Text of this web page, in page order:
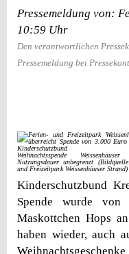
Pressemeldung von:
10:59 Uhr
Den verantwortlichen
Pressemeldung bei
Weihnachtsspende
Nutzungsdauer unbegrenzt
und Freizeitpark Weissenhäuser Strand)
Kinderschutzbund
Spende wurde von
Maskottchen Hops
haben wieder, auch